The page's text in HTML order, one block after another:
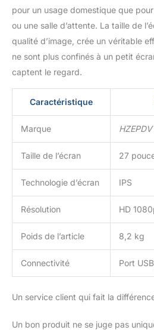
pour un usage domestique que
ou une salle d’attente. La taille de
qualité d’image, crée un véritable
ne sont plus confinés à un petit
captent le regard.
Caractéristique
Marque
Taille de l’écran 27
Technologie d’écran IPS
Résolution HD
Poids de l’article 8,2 kg
Connectivité Port
Un service client qui fait la
Un bon produit ne se juge pas